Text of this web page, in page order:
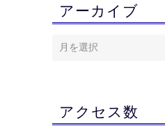
アーカイブ
アクセス数